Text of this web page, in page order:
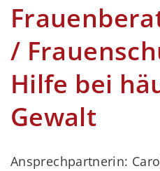
/
Hilfe bei
Gewalt
Ansprechpartnerin: